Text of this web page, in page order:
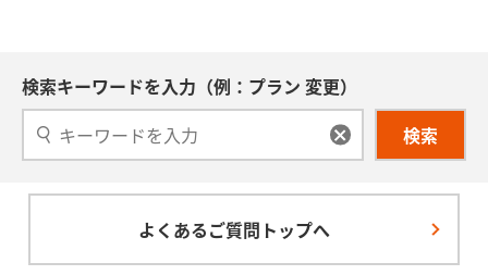
検索キーワードを入力（例：プラン 変更）
検索
よくあるご質問トップへ